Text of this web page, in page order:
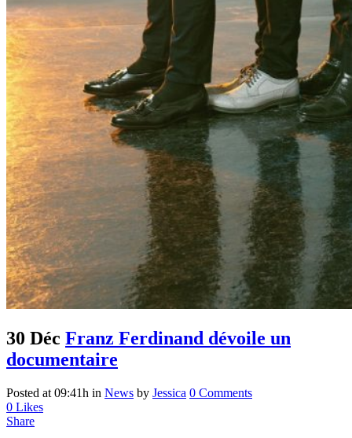
30 Déc Franz Ferdinand dévoile un
documentaire
Posted at 09:41h in News by Jessica 0 Comments
0 Likes
Share